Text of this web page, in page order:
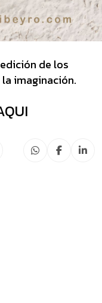
de los
imaginación.